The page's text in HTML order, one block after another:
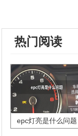
热门阅读
epc灯亮是什么问题